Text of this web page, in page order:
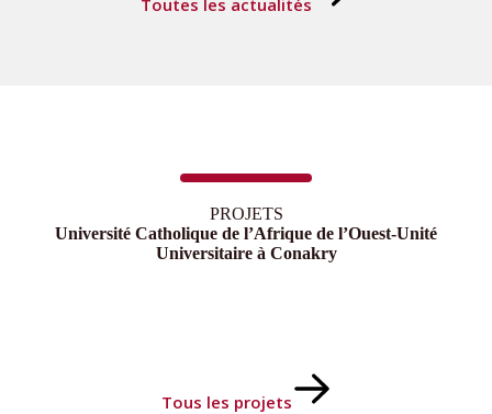
Toutes les actualités
PROJETS
Université Catholique de l’Afrique de l’Ouest-Unité
Universitaire à Conakry
Tous les projets